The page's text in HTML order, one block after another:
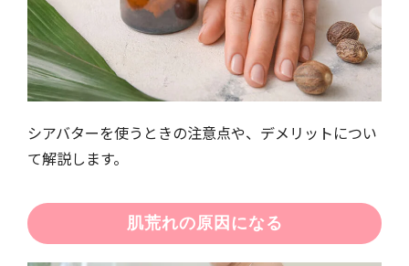
シアバターを使うときの注意点や、デメリットについ
て解説します。
肌荒れの原因になる